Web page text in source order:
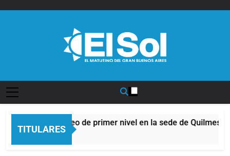
TITULARES
Quilmeño: boxeo de primer nivel en la sede de Quilmes